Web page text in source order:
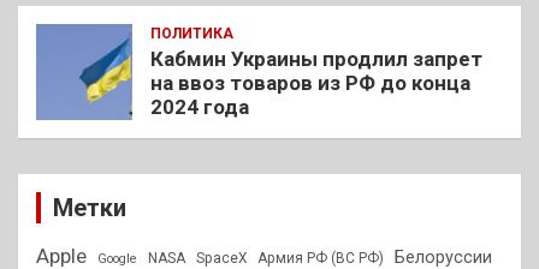
ПОЛИТИКА
Кабмин Украины продлил запрет
на ввоз товаров из РФ до конца
2024 года
Метки
Apple Google NASA SpaceX Армия РФ (ВС РФ) Белоруссии